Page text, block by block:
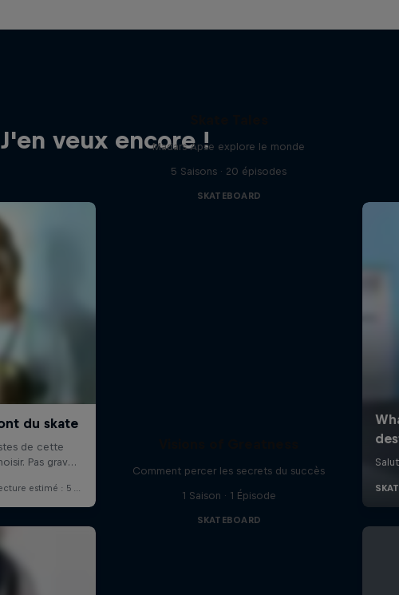
J'en veux encore !Madars Apse explore le monde
5 Saisons · 20 épisodes
SKATEBOARD
Comment percer les secrets du succès
1 Saison · 1 Épisode
SKATEBOARD